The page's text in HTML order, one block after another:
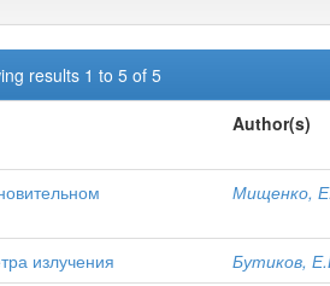
results 1 to 5 of 5
Author(s)
Мищенко,
излучения Бутиков,